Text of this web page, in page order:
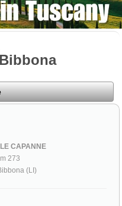
CAPANNE
273
(LI)